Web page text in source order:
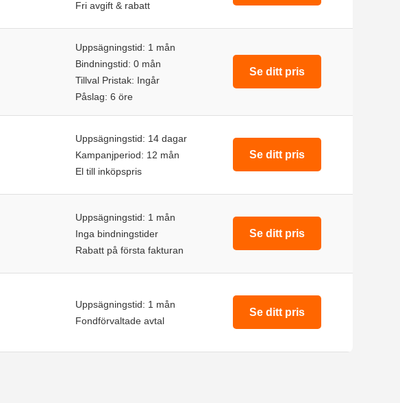
Fri avgift & rabatt
Uppsägningstid: 1 mån
Bindningstid: 0 mån
Tillval Pristak: Ingår
Påslag: 6 öre
Se ditt pris
Uppsägningstid: 14 dagar
Kampanjperiod: 12 mån
El till inköpspris
Se ditt pris
Uppsägningstid: 1 mån
Inga bindningstider
Rabatt på första fakturan
Se ditt pris
Uppsägningstid: 1 mån
Fondförvaltade avtal
Se ditt pris